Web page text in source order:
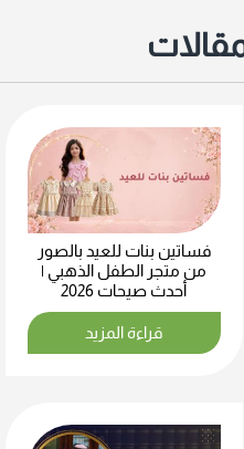
فساتين بنات للعيد بالصور
من متجر الطفل الذهبي |
أحدث صيحات 2026
قراءة المزيد